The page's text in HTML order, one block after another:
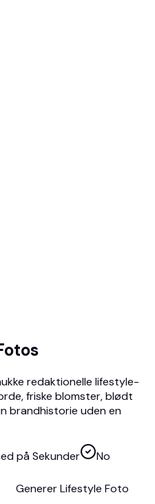
redaktionelle lifestyle-
friske blomster, blødt
brandhistorie uden en
på Sekunder
No
Generer Lifestyle Foto